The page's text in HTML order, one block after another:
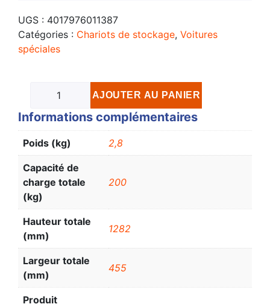
UGS : 4017976011387
Catégories : Chariots de stockage, Voitures
spéciales
AJOUTER AU PANIER
Informations complémentaires
Poids (kg) 2,8
Capacité de
charge totale
(kg)
200
Hauteur totale
(mm)
1282
Largeur totale
(mm)
455
Produit